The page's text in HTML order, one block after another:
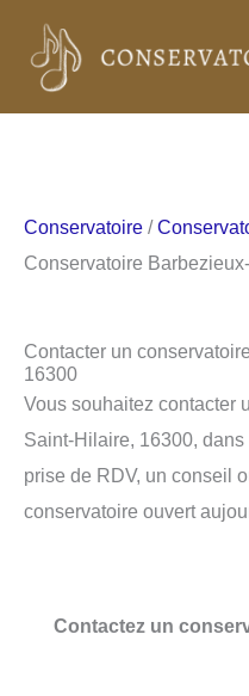
contenu
Conservatoire /
Conservatoire
Contacter un
16300
Vous souhaitez contacter
Saint-Hilaire, 16300,
prise de RDV, un conseil
conservatoire ouvert
Contactez un